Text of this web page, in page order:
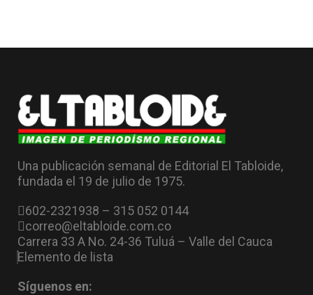
Una publicación semanal de Editorial El Tabloide,
fundada el 19 de julio de 1975.
602-2321938 – 315 052 0144
correo@eltabloide.com.co
Carrera 33 A No. 24-36 Tuluá – Valle del Cauca
Elemento de lista
Síguenos en: